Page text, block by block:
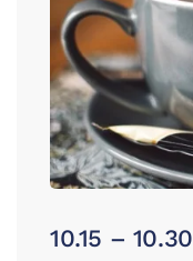
10.15 – 10.30